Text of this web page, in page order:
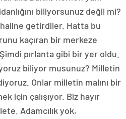
biliyorsunuz değil mi?
haline getirdiler. Hatta bu
kaçıran bir merkeze
pırlanta gibi bir yer oldu.
biliyor musunuz? Milletin
Onlar milletin malını bir
için çalışıyor. Biz hayır
Adamcılık yok,